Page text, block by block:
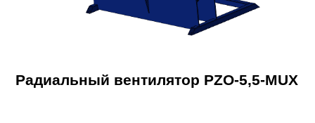
Радиальный вентилятор PZO-5,5-MUX